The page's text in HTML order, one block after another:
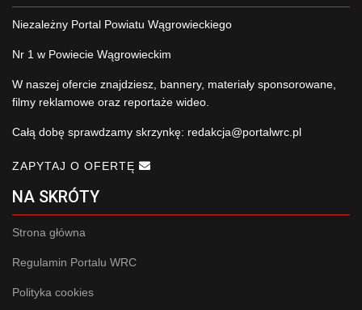
Niezależny Portal Powiatu Wągrowieckiego
Nr 1 w Powiecie Wągrowieckim
W naszej ofercie znajdziesz, bannery, materiały sponsorowane,
filmy reklamowe oraz reportaże wideo.
Całą dobę sprawdzamy skrzynkę: redakcja@portalwrc.pl
ZAPYTAJ O OFERTĘ
NA SKRÓTY
Strona główna
Regulamin Portalu WRC
Polityka cookies